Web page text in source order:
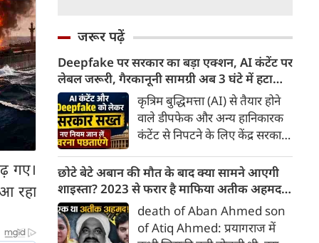
गए।
रहा
जरूर पढ़ें
Deepfake पर सरकार का बड़ा एक्शन, AI कंटेंट पर
लेबल जरूरी, गैरकानूनी सामग्री अब 3 घंटे में हटानी
होगी, नए नियम जान लें वरना पछताएंगे
कृत्रिम बुद्धिमत्ता (AI) से तैयार होने
वाले डीपफेक और अन्य हानिकारक
कंटेंट से निपटने के लिए केंद्र सरकार
किया है। सरकार ने AI से तैयार कंटेंट
पर स्पष्ट लेबल और पहचान योग्य
मेटाडेटा उपलब्ध कराना अनिवार्य
किया है। साथ ही, सरकारी या
न्यायालय के आदेश के आधार पर
छोटे बेटे अबान की मौत के बाद क्या सामने आएगी
शाइस्ता? 2023 से फरार है माफिया अतीक अहमद
की पत्नी
death of Aban Ahmed son
of Atiq Ahmed: प्रयागराज में